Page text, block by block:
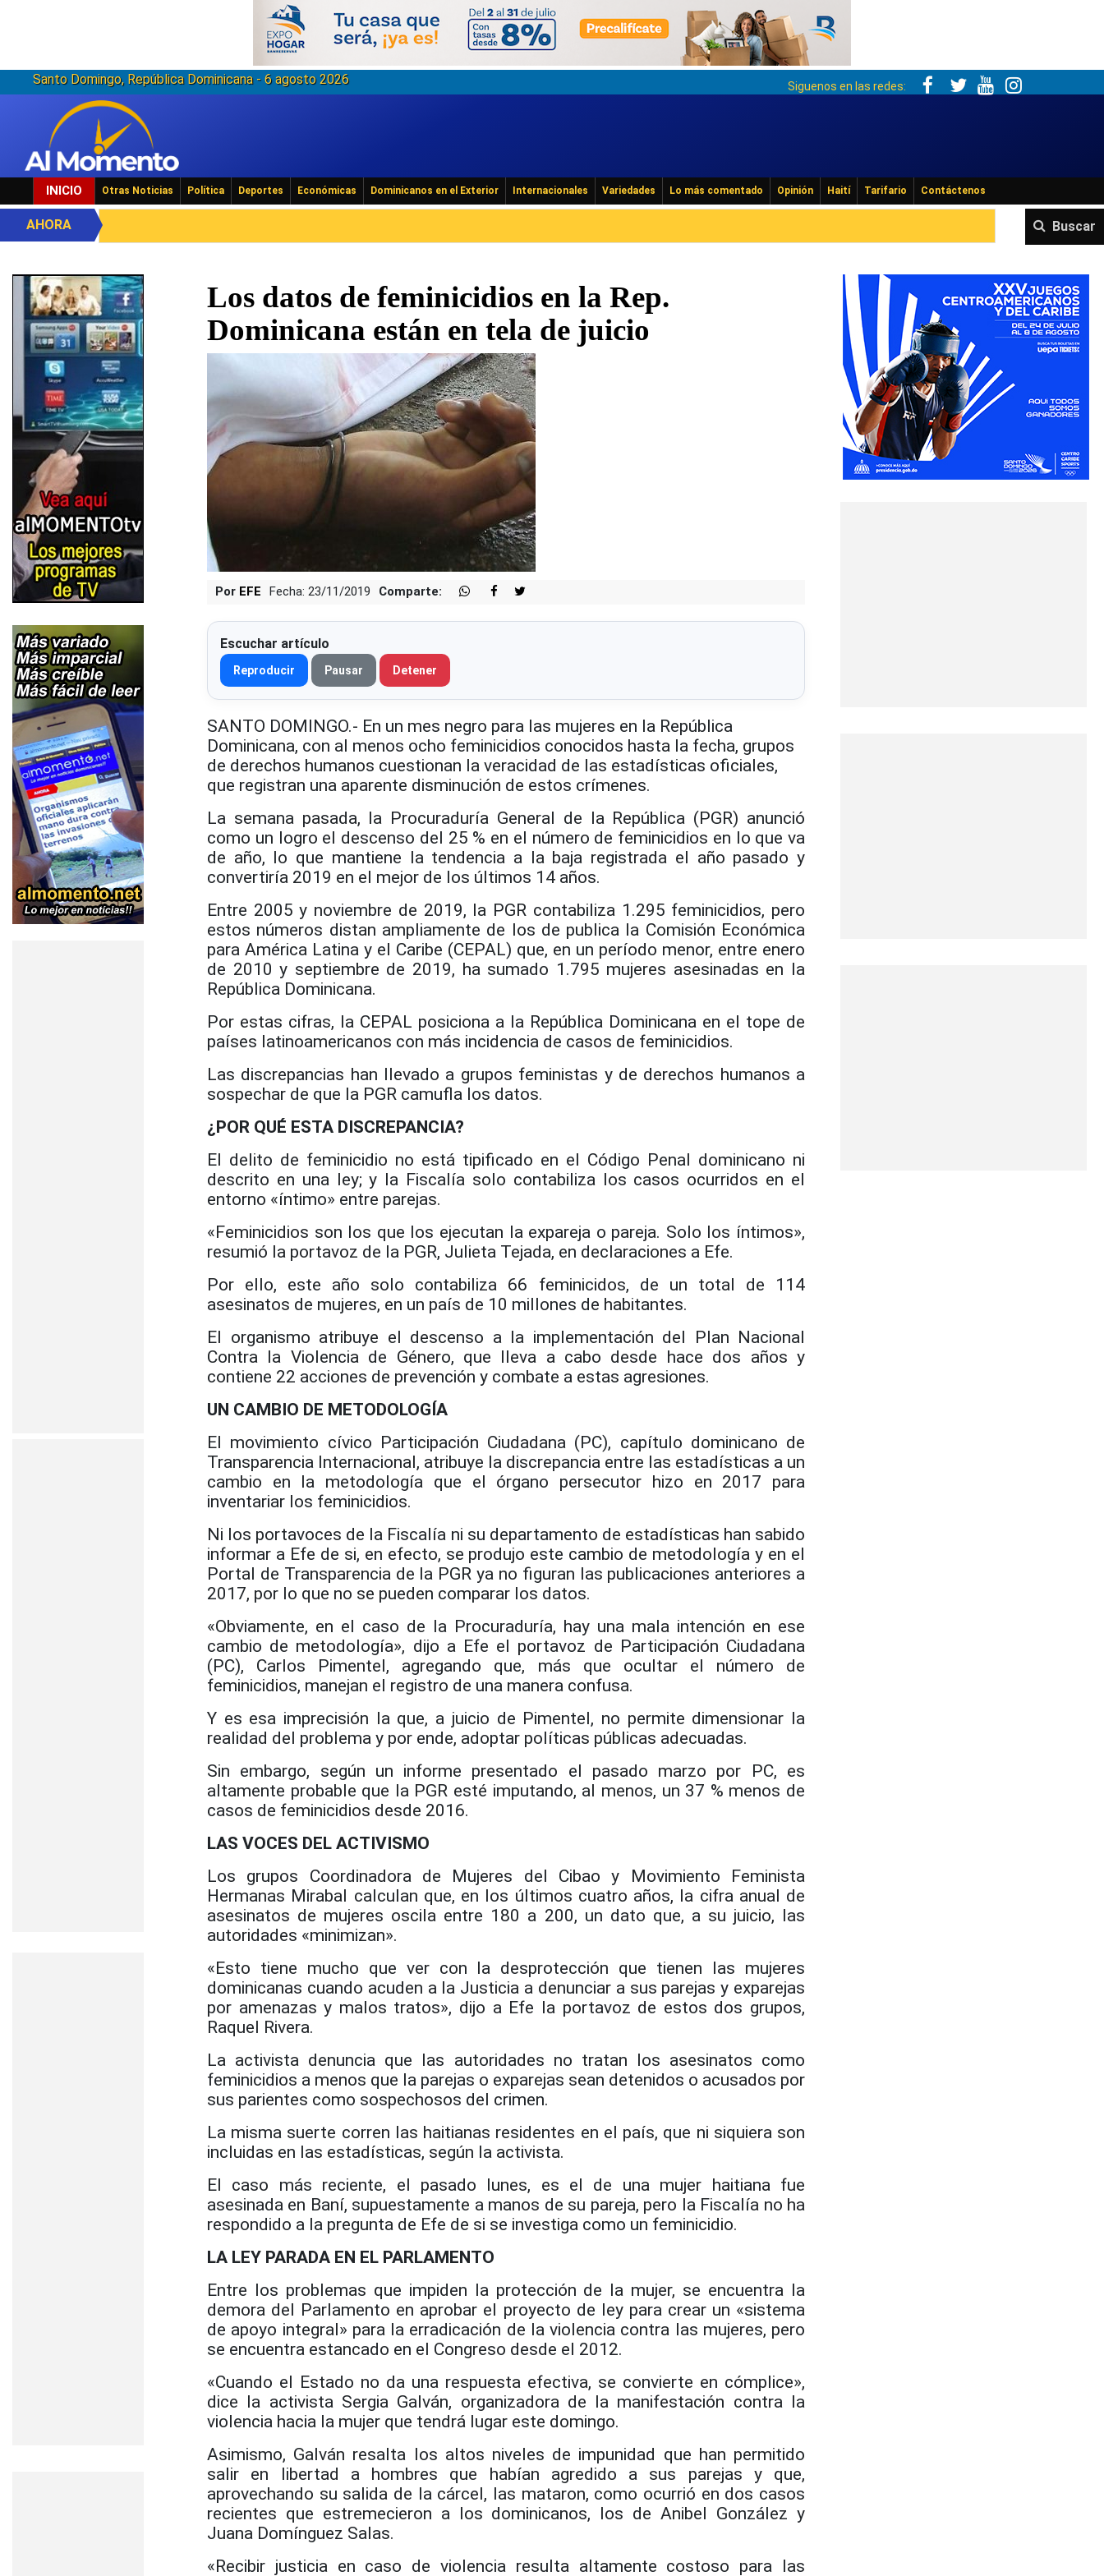
Santo Domingo, República Dominicana - 6 agosto 2026 Siguenos en las redes:
INICIO Otras Noticias Política Deportes Económicas Dominicanos en el Exterior Internacionales Variedades Lo más comentado Opinión Haití Tarifario Contáctenos
Buscar
AHORA
Los datos de feminicidios en la Rep.
Dominicana están en tela de juicio
Por EFE Fecha: 23/11/2019 Comparte:
Escuchar artículo
Reproducir Pausar Detener
SANTO DOMINGO.- En un mes negro para las mujeres en la República
Dominicana, con al menos ocho feminicidios conocidos hasta la fecha, grupos
de derechos humanos cuestionan la veracidad de las estadísticas oficiales,
que registran una aparente disminución de estos crímenes.
La semana pasada, la Procuraduría General de la República (PGR) anunció
como un logro el descenso del 25 % en el número de feminicidios en lo que va
de año, lo que mantiene la tendencia a la baja registrada el año pasado y
convertiría 2019 en el mejor de los últimos 14 años.
Entre 2005 y noviembre de 2019, la PGR contabiliza 1.295 feminicidios, pero
estos números distan ampliamente de los de publica la Comisión Económica
para América Latina y el Caribe (CEPAL) que, en un período menor, entre enero
de 2010 y septiembre de 2019, ha sumado 1.795 mujeres asesinadas en la
República Dominicana.
Por estas cifras, la CEPAL posiciona a la República Dominicana en el tope de
países latinoamericanos con más incidencia de casos de feminicidios.
Las discrepancias han llevado a grupos feministas y de derechos humanos a
sospechar de que la PGR camufla los datos.
¿POR QUÉ ESTA DISCREPANCIA?
El delito de feminicidio no está tipificado en el Código Penal dominicano ni
descrito en una ley; y la Fiscalía solo contabiliza los casos ocurridos en el
entorno «íntimo» entre parejas.
«Feminicidios son los que los ejecutan la expareja o pareja. Solo los íntimos»,
resumió la portavoz de la PGR, Julieta Tejada, en declaraciones a Efe.
Por ello, este año solo contabiliza 66 feminicidos, de un total de 114
asesinatos de mujeres, en un país de 10 millones de habitantes.
El organismo atribuye el descenso a la implementación del Plan Nacional
Contra la Violencia de Género, que lleva a cabo desde hace dos años y
contiene 22 acciones de prevención y combate a estas agresiones.
UN CAMBIO DE METODOLOGÍA
El movimiento cívico Participación Ciudadana (PC), capítulo dominicano de
Transparencia Internacional, atribuye la discrepancia entre las estadísticas a un
cambio en la metodología que el órgano persecutor hizo en 2017 para
inventariar los feminicidios.
Ni los portavoces de la Fiscalía ni su departamento de estadísticas han sabido
informar a Efe de si, en efecto, se produjo este cambio de metodología y en el
Portal de Transparencia de la PGR ya no figuran las publicaciones anteriores a
2017, por lo que no se pueden comparar los datos.
«Obviamente, en el caso de la Procuraduría, hay una mala intención en ese
cambio de metodología», dijo a Efe el portavoz de Participación Ciudadana
(PC), Carlos Pimentel, agregando que, más que ocultar el número de
feminicidios, manejan el registro de una manera confusa.
Y es esa imprecisión la que, a juicio de Pimentel, no permite dimensionar la
realidad del problema y por ende, adoptar políticas públicas adecuadas.
Sin embargo, según un informe presentado el pasado marzo por PC, es
altamente probable que la PGR esté imputando, al menos, un 37 % menos de
casos de feminicidios desde 2016.
LAS VOCES DEL ACTIVISMO
Los grupos Coordinadora de Mujeres del Cibao y Movimiento Feminista
Hermanas Mirabal calculan que, en los últimos cuatro años, la cifra anual de
asesinatos de mujeres oscila entre 180 a 200, un dato que, a su juicio, las
autoridades «minimizan».
«Esto tiene mucho que ver con la desprotección que tienen las mujeres
dominicanas cuando acuden a la Justicia a denunciar a sus parejas y exparejas
por amenazas y malos tratos», dijo a Efe la portavoz de estos dos grupos,
Raquel Rivera.
La activista denuncia que las autoridades no tratan los asesinatos como
feminicidios a menos que la parejas o exparejas sean detenidos o acusados por
sus parientes como sospechosos del crimen.
La misma suerte corren las haitianas residentes en el país, que ni siquiera son
incluidas en las estadísticas, según la activista.
El caso más reciente, el pasado lunes, es el de una mujer haitiana fue
asesinada en Baní, supuestamente a manos de su pareja, pero la Fiscalía no ha
respondido a la pregunta de Efe de si se investiga como un feminicidio.
LA LEY PARADA EN EL PARLAMENTO
Entre los problemas que impiden la protección de la mujer, se encuentra la
demora del Parlamento en aprobar el proyecto de ley para crear un «sistema
de apoyo integral» para la erradicación de la violencia contra las mujeres, pero
se encuentra estancado en el Congreso desde el 2012.
«Cuando el Estado no da una respuesta efectiva, se convierte en cómplice»,
dice la activista Sergia Galván, organizadora de la manifestación contra la
violencia hacia la mujer que tendrá lugar este domingo.
Asimismo, Galván resalta los altos niveles de impunidad que han permitido
salir en libertad a hombres que habían agredido a sus parejas y que,
aprovechando su salida de la cárcel, las mataron, como ocurrió en dos casos
recientes que estremecieron a los dominicanos, los de Anibel González y
Juana Domínguez Salas.
«Recibir justicia en caso de violencia resulta altamente costoso para las